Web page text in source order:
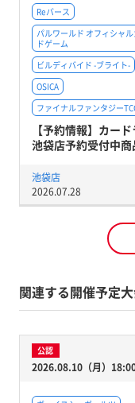
Reバース
パルワールド オフィシャル
ドゲーム
ビルディバイド -ブライト-
OSICA
ファイナルファンタジー
【予約情報】カー
池袋店予約受付中
池袋店
2026.07.28
関連する開催予定
公認
2026.08.10（月）